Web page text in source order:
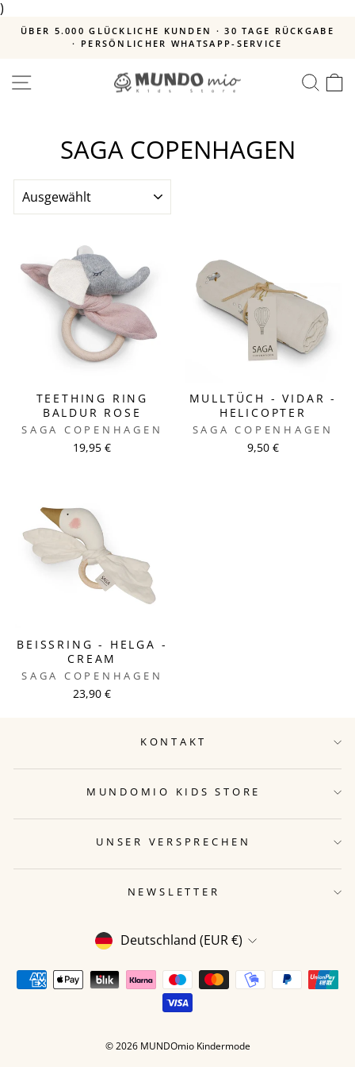
)
zum
Pause
ÜBER 5.000 GLÜCKLICHE KUNDEN · 30 TAGE RÜCKGABE
· PERSÖNLICHER WHATSAPP-SERVICE
SEITENNAVIGATION
SAGA COPENHAGEN
TEETHING RING
BALDUR ROSE
SAGA COPENHAGEN
19,95 €
MULLTÜCH - VIDAR -
HELICOPTER
SAGA COPENHAGEN
9,50 €
BEISSRING - HELGA - C
REAM
SAGA COPENHAGEN
23,90 €
KONTAKT
MUNDOMIO KIDS STORE
UNSER VERSPRECHEN
NEWSLETTER
WÄHRUNG
Deutschland (EUR €)
© 2026 MUNDOmio Kindermode